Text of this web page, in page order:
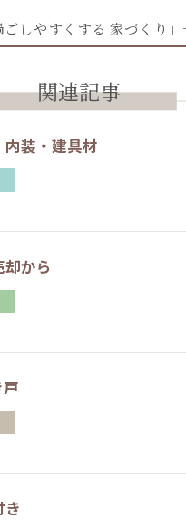
しやすくする 家づくり」
関連記事
内装・建具材
から
き